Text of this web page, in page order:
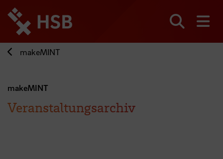
zum
Seiteninhalt
springen
makeMINT
makeMINT
Veranstaltungsarchiv